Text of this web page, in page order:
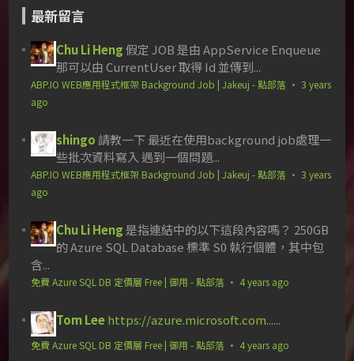
最新留言
Chu Li Heng 假定 JOB 是由 AppService Enqueue
那可以由 CurrentUser 取得 Id 並傳到...
ABP.IO WEB應用程式框架 Background Job | Jakeuj - 點部落 · 3 years
ago
shingo 請教一下 最近在使用background job處理一
些批次資料寫入 遇到一個問題...
ABP.IO WEB應用程式框架 Background Job | Jakeuj - 點部落 · 3 years
ago
Chu Li Heng 是指連結中的以下這段內容嗎？ 250GB
的 Azure SQL Database 標準 S0 執行個體，其中包
含...
免費 Azure SQL DB 定價層 Free | 御用 - 點部落 · 4 years ago
Tom Leehttps://azure.microsoft.com......
免費 Azure SQL DB 定價層 Free | 御用 - 點部落 · 4 years ago